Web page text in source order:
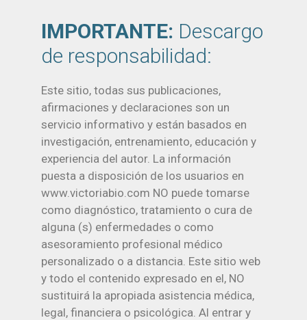
IMPORTANTE: Descargo
de responsabilidad:
Este sitio, todas sus publicaciones,
afirmaciones y declaraciones son un
servicio informativo y están basados en
investigación, entrenamiento, educación y
experiencia del autor. La información
puesta a disposición de los usuarios en
www.victoriabio.com NO puede tomarse
como diagnóstico, tratamiento o cura de
alguna (s) enfermedades o como
asesoramiento profesional médico
personalizado o a distancia. Este sitio web
y todo el contenido expresado en el, NO
sustituirá la apropiada asistencia médica,
legal, financiera o psicológica. Al entrar y